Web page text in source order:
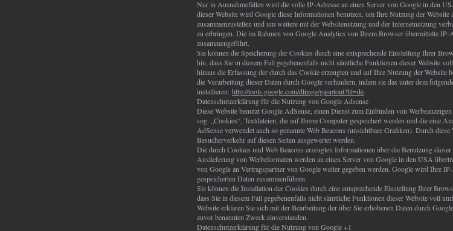
Nur in Ausnahmefällen wird die volle IP-Adresse an einen Server von Google in den
dieser Website wird Google diese Informationen benutzen, um Ihre Nutzung der Website
zusammenzustellen und um weitere mit der Websitenutzung und der Internetnutzung
zu erbringen. Die im Rahmen von Google Analytics von Ihrem Browser übermittelte
zusammengeführt.
Sie können die Speicherung der Cookies durch eine entsprechende Einstellung Ihrer
hin, dass Sie in diesem Fall gegebenenfalls nicht sämtliche Funktionen dieser Website
hinaus die Erfassung der durch das Cookie erzeugten und auf Ihre Nutzung der
die Verarbeitung dieser Daten durch Google verhindern, indem sie das unter dem
installieren: http://tools.google.com/dlpage/gaoptout?hl=de.
Datenschutzerklärung für die Nutzung von Google Adsense
Diese Website benutzt Google AdSense, einen Dienst zum Einbinden von
sog. „Cookies“, Textdateien, die auf Ihrem Computer gespeichert werden und die eine
AdSense verwendet auch so genannte Web Beacons (unsichtbare Grafiken). Durch
Besucherverkehr auf diesen Seiten ausgewertet werden.
Die durch Cookies und Web Beacons erzeugten Informationen über die Benutzung
Auslieferung von Werbeformaten werden an einen Server von Google in den USA
von Google an Vertragspartner von Google weiter gegeben werden. Google wird Ihre
gespeicherten Daten zusammenführen.
Sie können die Installation der Cookies durch eine entsprechende Einstellung Ihrer
dass Sie in diesem Fall gegebenenfalls nicht sämtliche Funktionen dieser Website voll
Website erklären Sie sich mit der Bearbeitung der über Sie erhobenen Daten durch
zuvor benannten Zweck einverstanden.
Datenschutzerklärung für die Nutzung von Google +1